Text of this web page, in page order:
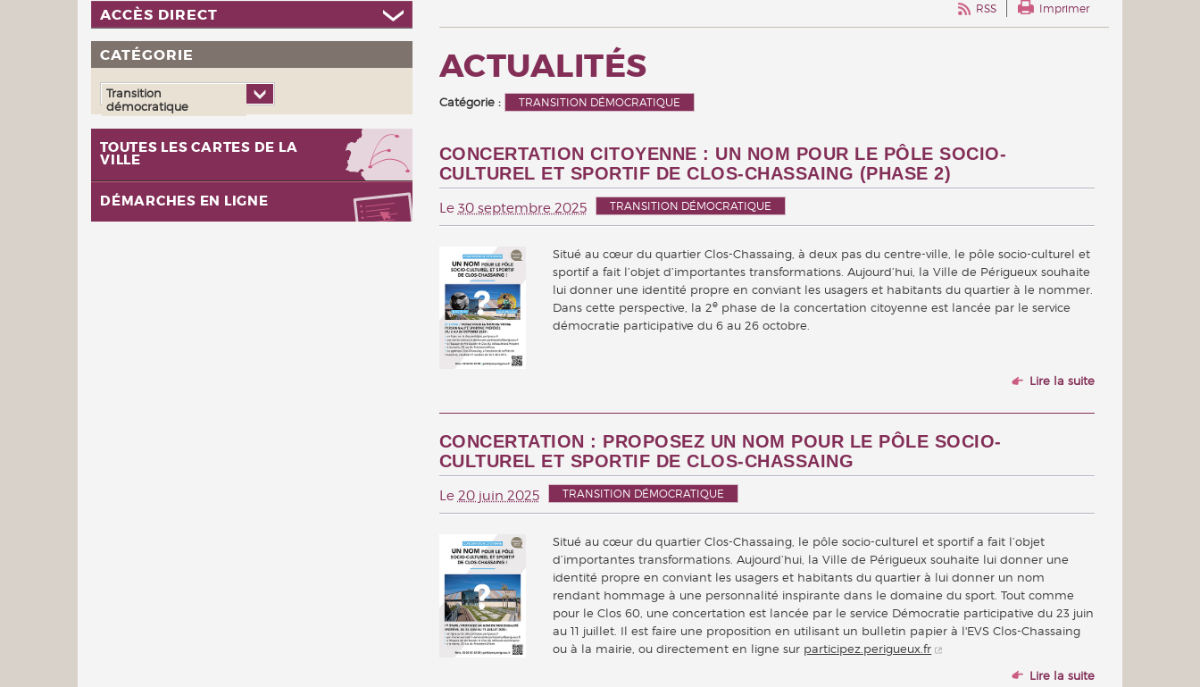
RSS Imprimer
ACTUALITÉS
Catégorie : TRANSITION DÉMOCRATIQUE
CONCERTATION CITOYENNE : UN NOM POUR LE PÔLE SOCIO-
CULTUREL ET SPORTIF DE CLOS-CHASSAING (PHASE 2)
Le 30 septembre 2025 TRANSITION DÉMOCRATIQUE
Situé au cœur du quartier Clos-Chassaing, à deux pas du centre-ville, le pôle socio-culturel et
sportif a fait l’objet d’importantes transformations. Aujourd’hui, la Ville de Périgueux souhaite
lui donner une identité propre en conviant les usagers et habitants du quartier à le nommer.
Dans cette perspective, la 2e phase de la concertation citoyenne est lancée par le service
démocratie participative du 6 au 26 octobre.
Lire la suite
CONCERTATION : PROPOSEZ UN NOM POUR LE PÔLE SOCIO-
CULTUREL ET SPORTIF DE CLOS-CHASSAING
Le 20 juin 2025 TRANSITION DÉMOCRATIQUE
Situé au cœur du quartier Clos-Chassaing, le pôle socio-culturel et sportif a fait l’objet
d’importantes transformations. Aujourd’hui, la Ville de Périgueux souhaite lui donner une
identité propre en conviant les usagers et habitants du quartier à lui donner un nom
rendant hommage à une personnalité inspirante dans le domaine du sport. Tout comme
pour le Clos 60, une concertation est lancée par le service Démocratie participative du 23 juin
au 11 juillet. Il est faire une proposition en utilisant un bulletin papier à l'EVS Clos-Chassaing
ou à la mairie, ou directement en ligne sur participez.perigueux.fr
Lire la suite
ACCÈS DIRECT
CATÉGORIE
Transition
démocratique
TOUTES LES CARTES DE LA
VILLE
DÉMARCHES EN LIGNE